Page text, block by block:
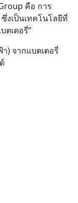
คือ การ
งเป็นเทคโนโลยีที่
ตเตอรี่”
) จากแบตเตอรี่